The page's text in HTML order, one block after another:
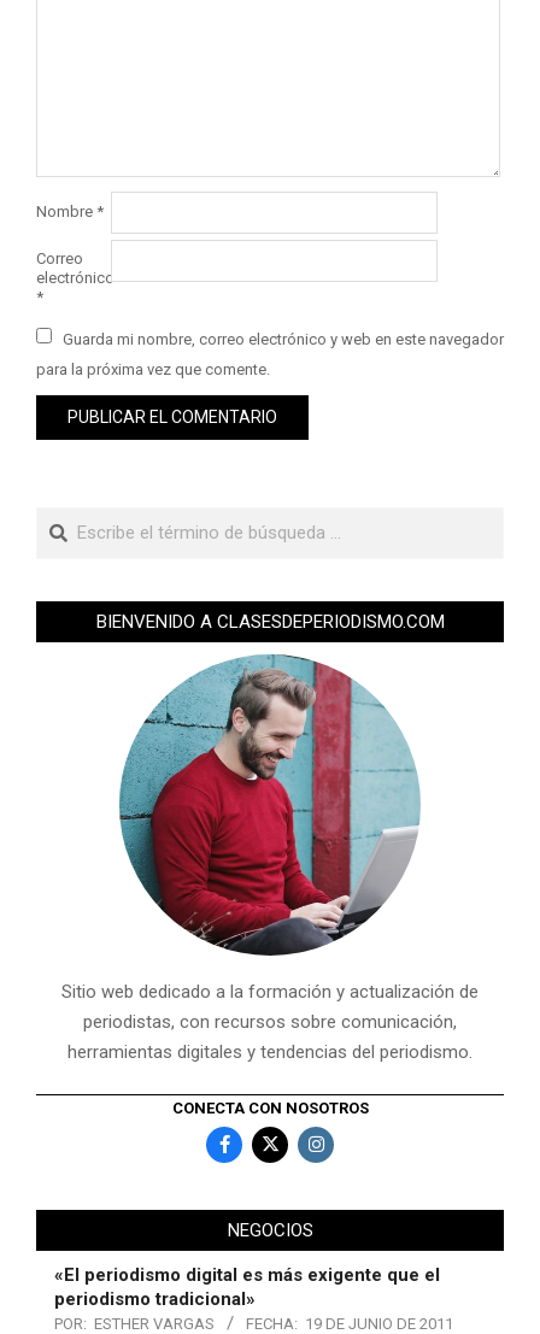
Nombre *
Correo
electrónico
*
Guarda mi nombre, correo electrónico y web en este navegador
para la próxima vez que comente.
BIENVENIDO A CLASESDEPERIODISMO.COM
Sitio web dedicado a la formación y actualización de
periodistas, con recursos sobre comunicación,
herramientas digitales y tendencias del periodismo.
CONECTA CON NOSOTROS
NEGOCIOS
«El periodismo digital es más exigente que el
periodismo tradicional»
POR: ESTHER VARGAS FECHA: 19 DE JUNIO DE 2011